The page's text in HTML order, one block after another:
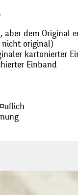
dem Original
nicht original)
kartonierter
Einband